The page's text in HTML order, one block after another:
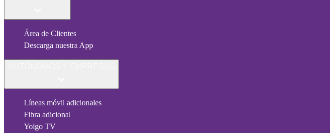
Área de Clientes
Descarga nuestra App
Líneas móvil adicionales
Fibra adicional
Yoigo TV